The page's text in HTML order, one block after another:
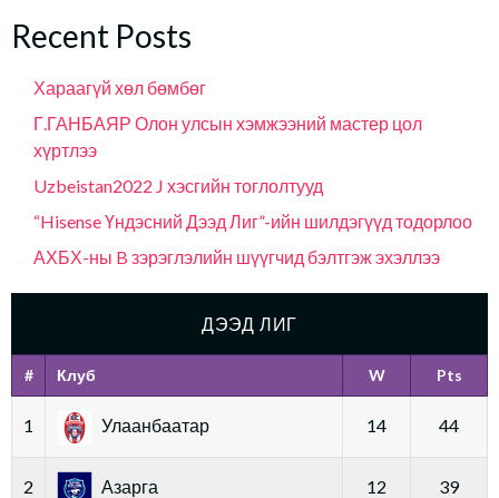
Recent Posts
Хараагүй хөл бөмбөг
Г.ГАНБАЯР Олон улсын хэмжээний мастер цол
хүртлээ
Uzbeistan2022 J хэсгийн тоглолтууд
“Hisense Үндэсний Дээд Лиг”-ийн шилдэгүүд тодорлоо
АХБХ-ны B зэрэглэлийн шүүгчид бэлтгэж эхэллээ
ДЭЭД ЛИГ
# Клуб W Pts
1 Улаанбаатар 14 44
2 Азарга 12 39